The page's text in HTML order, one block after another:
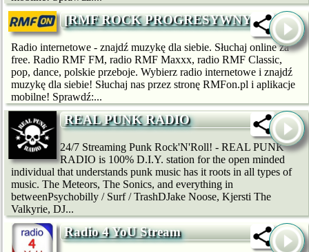
[RMF ROCK PROGRESYWNY]
Radio internetowe - znajdź muzykę dla siebie. Słuchaj online za
free. Radio RMF FM, radio RMF Maxxx, radio RMF Classic,
pop, dance, polskie przeboje. Wybierz radio internetowe i znajdź
muzykę dla siebie! Słuchaj nas przez stronę RMFon.pl i aplikacje
mobilne! Sprawdź:...
REAL PUNK RADIO
24/7 Streaming Punk Rock'N'Roll! - REAL PUNK
RADIO is 100% D.I.Y. station for the open minded
individual that understands punk music has it roots in all types of
music. The Meteors, The Sonics, and everything in
betweenPsychobilly / Surf / TrashDJake Noose, Kjersti The
Valkyrie, DJ...
Radio 4 YoU Stream